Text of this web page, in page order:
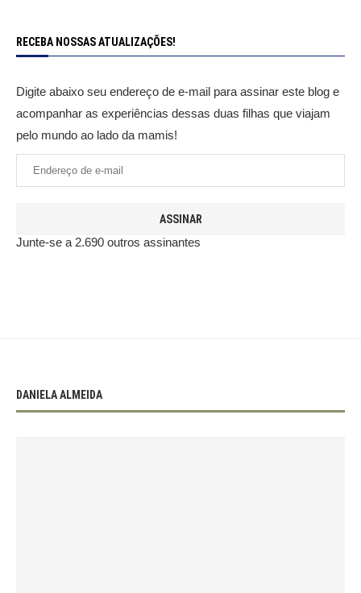
RECEBA NOSSAS ATUALIZAÇÕES!
Digite abaixo seu endereço de e-mail para assinar este blog e
acompanhar as experiências dessas duas filhas que viajam
pelo mundo ao lado da mamis!
ASSINAR
Junte-se a 2.690 outros assinantes
DANIELA ALMEIDA